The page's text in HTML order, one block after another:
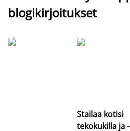
blogikirjoitukset
Stailaa kotisi
tekokukilla ja -